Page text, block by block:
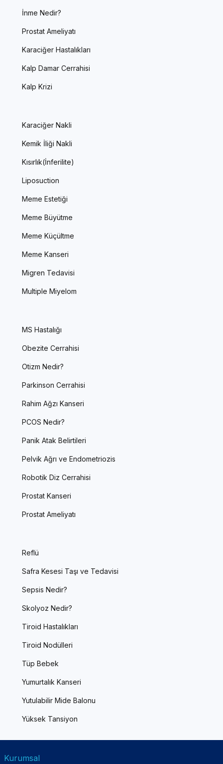
İnme Nedir?
Prostat Ameliyatı
Karaciğer Hastalıkları
Kalp Damar Cerrahisi
Kalp Krizi
Karaciğer Nakli
Kemik İliği Nakli
Kısırlık(İnferilite)
Liposuction
Meme Estetiği
Meme Büyütme
Meme Küçültme
Meme Kanseri
Migren Tedavisi
Multiple Miyelom
MS Hastalığı
Obezite Cerrahisi
Otizm Nedir?
Parkinson Cerrahisi
Rahim Ağzı Kanseri
PCOS Nedir?
Panik Atak Belirtileri
Pelvik Ağrı ve Endometriozis
Robotik Diz Cerrahisi
Prostat Kanseri
Prostat Ameliyatı
Reflü
Safra Kesesi Taşı ve Tedavisi
Sepsis Nedir?
Skolyoz Nedir?
Tiroid Hastalıkları
Tiroid Nodülleri
Tüp Bebek
Yumurtalık Kanseri
Yutulabilir Mide Balonu
Yüksek Tansiyon
Kurumsal